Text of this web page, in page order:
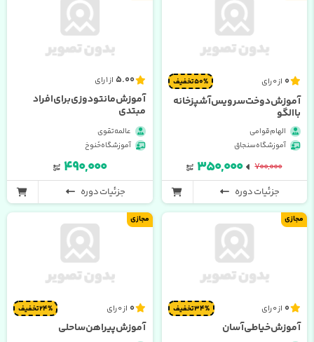
0 از 0 رای 50% تخفیف
آموزش دوخت سرویس آشپزخانه
با الگو
الهام قوامی
آموزشگاه سنجاق
۷۰۰,۰۰۰ ۳۵۰,۰۰۰
جزئیات دوره
5.00 از 1 رای
آموزش مانتو دوزی برای افراد
مبتدی
عالمه تقوی
آموزشگاه خَنوخ
۴۹۰,۰۰۰
جزئیات دوره
مجازی
0 از 0 رای 34% تخفیف
آموزش خیاطی آسان
مجازی
0 از 0 رای 24% تخفیف
آموزش پیراهن ساحلی